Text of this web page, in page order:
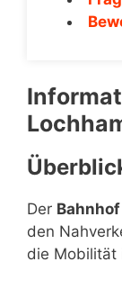
Der
den
die Mobilität